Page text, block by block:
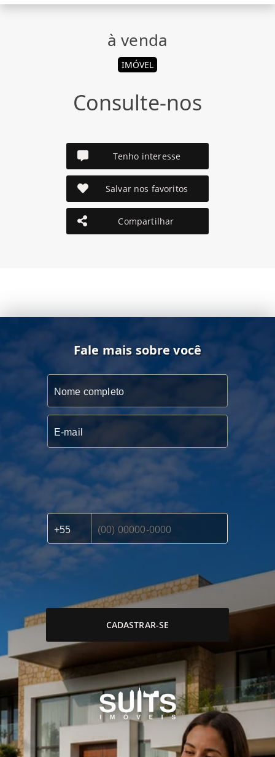
à venda
IMÓVEL
Consulte-nos
Tenho interesse
Salvar nos favoritos
Compartilhar
Fale mais sobre você
CADASTRAR-SE